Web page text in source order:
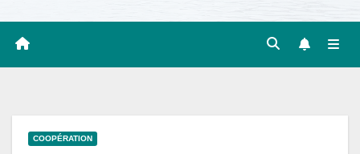
COOPÉRATION